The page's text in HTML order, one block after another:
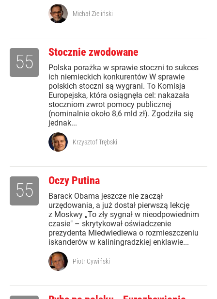
Michał Zieliński
Stocznie zwodowane
Polska porażka w sprawie stoczni to sukces
ich niemieckich konkurentów W sprawie
polskich stoczni są wygrani. To Komisja
Europejska, która osiągnęła cel: nakazała
stoczniom zwrot pomocy publicznej
(nominalnie około 8,6 mld zł). Zgodziła się
jednak...
55
Krzysztof Trębski
Oczy Putina
Barack Obama jeszcze nie zaczął
urzędowania, a już dostał pierwszą lekcję
z Moskwy „To zły sygnał w nieodpowiednim
czasie" – skrytykował oświadczenie
prezydenta Miedwiediewa o rozmieszczeniu
iskanderów w kaliningradzkiej enklawie...
55
Piotr Cywiński